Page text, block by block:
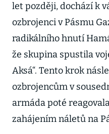
let později, dochází k
ozbrojenci v Pásmu
radikálního hnutí
že skupina spustila
Aksá“. Tento krok
ozbrojencům v
armáda poté
zahájením náletů na